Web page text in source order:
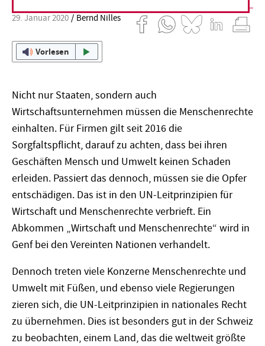
29. Januar 2020 Bernd Nilles
Vorlesen
Nicht nur Staaten, sondern auch
Wirtschaftsunternehmen müssen die Menschenrechte
einhalten. Für Firmen gilt seit 2016 die
Sorgfaltspflicht, darauf zu achten, dass bei ihren
Geschäften Mensch und Umwelt keinen Schaden
erleiden. Passiert das dennoch, müssen sie die Opfer
entschädigen. Das ist in den UN-Leitprinzipien für
Wirtschaft und Menschenrechte verbrieft. Ein
Abkommen „Wirtschaft und Menschenrechte“ wird in
Genf bei den Vereinten Nationen verhandelt.
Dennoch treten viele Konzerne Menschenrechte und
Umwelt mit Füßen, und ebenso viele Regierungen
zieren sich, die UN-Leitprinzipien in nationales Recht
zu übernehmen. Dies ist besonders gut in der Schweiz
zu beobachten, einem Land, das die weltweit größte